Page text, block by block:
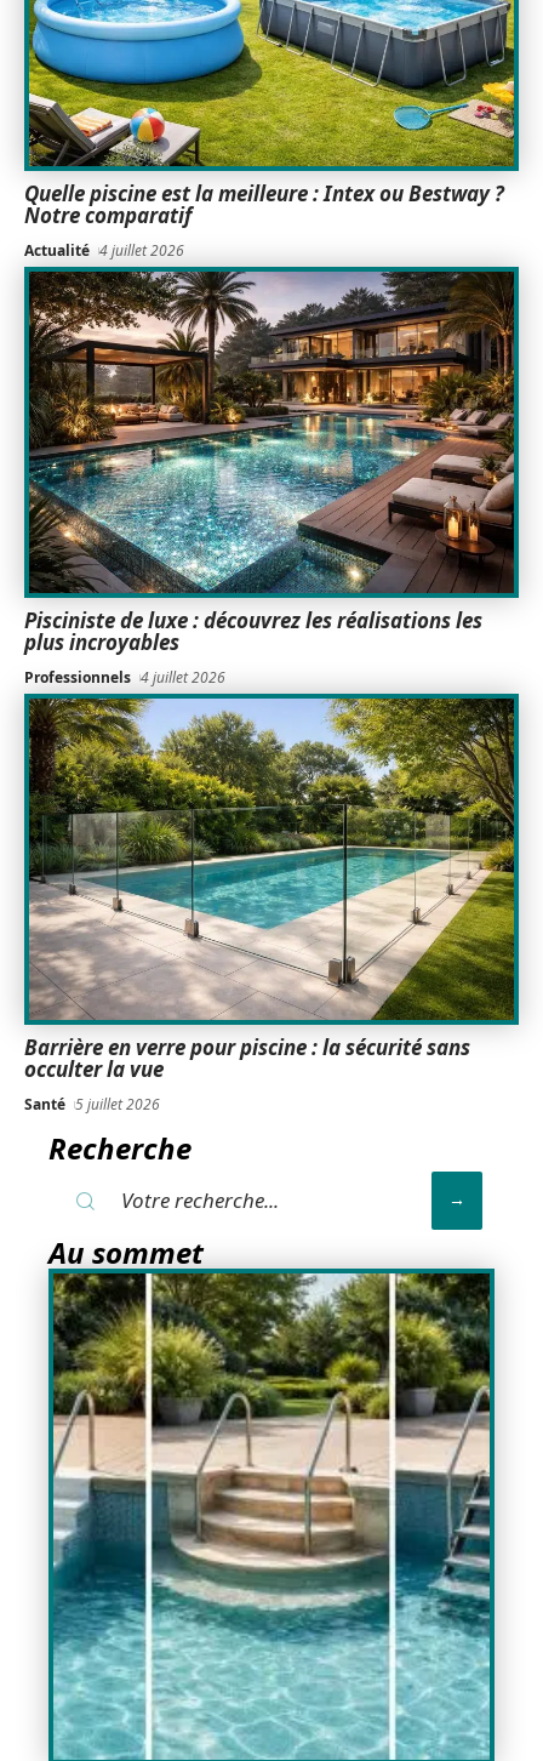
Quelle piscine est la meilleure : Intex ou Bestway ?
Notre comparatif
Actualité 4 juillet 2026
Pisciniste de luxe : découvrez les réalisations les
plus incroyables
Professionnels 4 juillet 2026
Barrière en verre pour piscine : la sécurité sans
occulter la vue
Santé 5 juillet 2026
Recherche
Au sommet